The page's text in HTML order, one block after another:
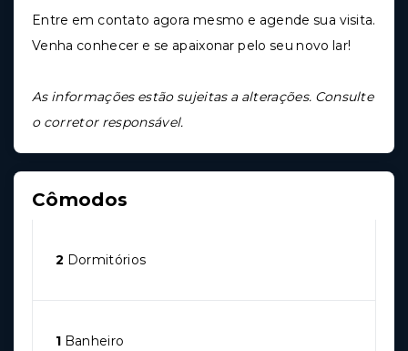
Entre em contato agora mesmo e agende sua visita.
Venha conhecer e se apaixonar pelo seu novo lar!
As informações estão sujeitas a alterações. Consulte
o corretor responsável.
Cômodos
2 Dormitórios
1 Banheiro